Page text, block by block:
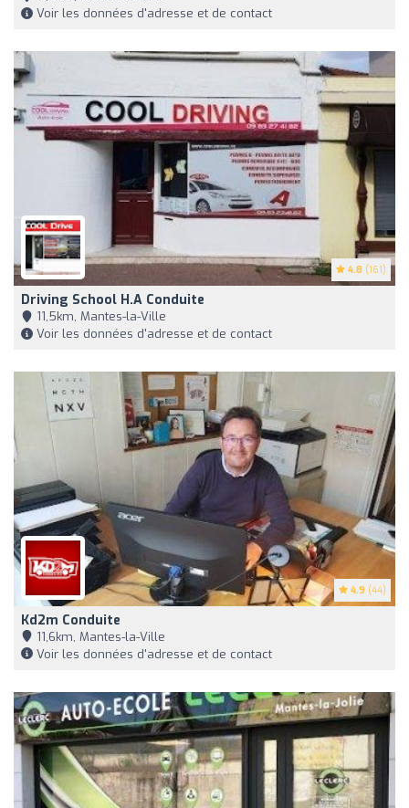
Voir les données d'adresse et de contact
4.8 (161)
Driving School H.a Conduite
11,5km, Mantes-la-Ville
Voir les données d'adresse et de contact
4.9 (44)
Kd2m Conduite
11,6km, Mantes-la-Ville
Voir les données d'adresse et de contact